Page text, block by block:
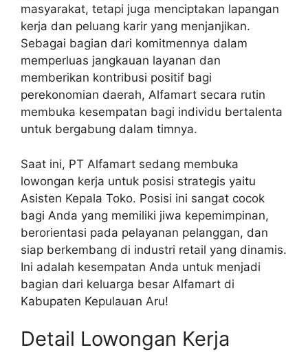
masyarakat, tetapi juga menciptakan lapangan
kerja dan peluang karir yang menjanjikan.
Sebagai bagian dari komitmennya dalam
memperluas jangkauan layanan dan
memberikan kontribusi positif bagi
perekonomian daerah, Alfamart secara rutin
membuka kesempatan bagi individu bertalenta
untuk bergabung dalam timnya.
Saat ini, PT Alfamart sedang membuka
lowongan kerja untuk posisi strategis yaitu
Asisten Kepala Toko. Posisi ini sangat cocok
bagi Anda yang memiliki jiwa kepemimpinan,
berorientasi pada pelayanan pelanggan, dan
siap berkembang di industri retail yang dinamis.
Ini adalah kesempatan Anda untuk menjadi
bagian dari keluarga besar Alfamart di
Kabupaten Kepulauan Aru!
Detail Lowongan Kerja